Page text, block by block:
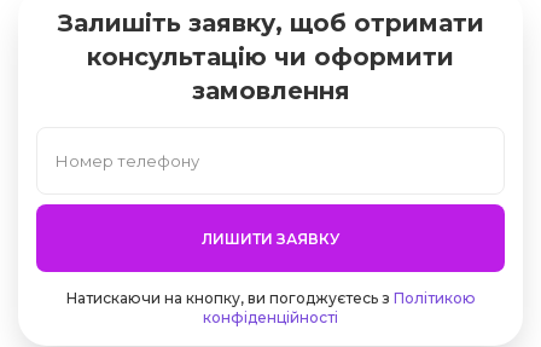
Залишіть заявку, щоб отримати
консультацію чи оформити
замовлення
ЛИШИТИ ЗАЯВКУ
Натискаючи на кнопку, ви погоджуєтесь з Політикою
конфіденційності